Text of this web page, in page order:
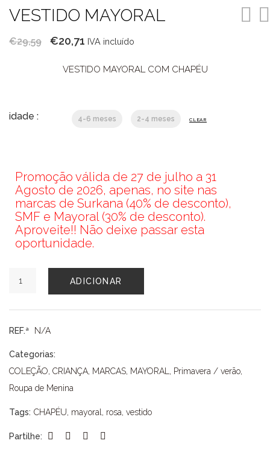
VESTIDO MAYORAL
€29,59
O
original
€20,71 O
atual
IVA incluído
VESTIDO MAYORAL COM CHAPÉU
idade : 4-6 meses 2-4 meses CLEAR
Promoção válida de 27 de julho a 31
Agosto de 2026, apenas, no site nas
marcas de Surkana (40% de desconto),
SMF e Mayoral (30% de desconto).
Aproveite!! Não deixe passar esta
oportunidade.
de
MAYORAL
ADICIONAR
REF.ª N/A
Categorias:
COLEÇÃO, CRIANÇA, MARCAS, MAYORAL, Primavera / verão,
Roupa de Menina
Tags: CHAPÉU, mayoral , rosa, vestido
Partilhe: